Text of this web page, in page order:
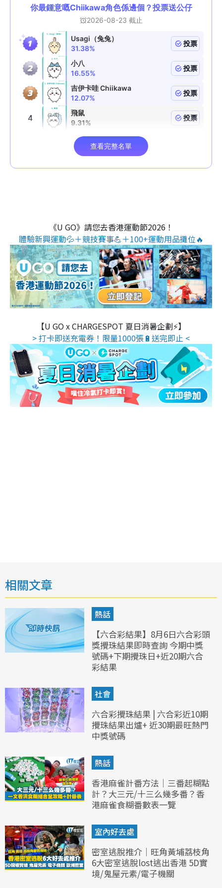
《U GO》請您去香港運動節2026！
體驗新興運動💦＋競技賽事💪＋100+運動用品攤位🔥
【U GO x CHARGESPOT 夏日消暑企劃⚡】
> 打卡即送充電券！限量1000張🔋送完即止 <
相關文章
熱話
【六合彩結果】8月6日六合彩頭
獎攪珠結果即時查詢 今期中獎
號碼+下期攪珠日+近20期六合
彩結果
社會
六合彩攪珠結果 | 六合彩近10期
攪珠結果出爐+ 近30期最旺熱門
中獎號碼
熱話
香港麻雀計番方法｜三番起糊點
計？大三元/十三么幾多番？香
港麻雀食糊番數表一覽
室內好去處
密室逃脫推介｜旺角黃埔荔枝角
6大密室逃脫lost逃出香港 5D實
境/鬼屋元素/電子機關